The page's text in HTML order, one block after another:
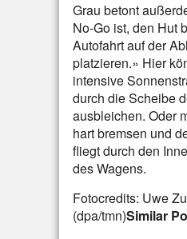
Grau betont
No-Go ist, den Hut
Autofahrt auf der
platzieren.» Hier
intensive
durch die Scheibe
ausbleichen. Oder
hart bremsen und
fliegt durch den
des Wagens.
Fotocredits: Uwe
(dpa/tmn)Similar